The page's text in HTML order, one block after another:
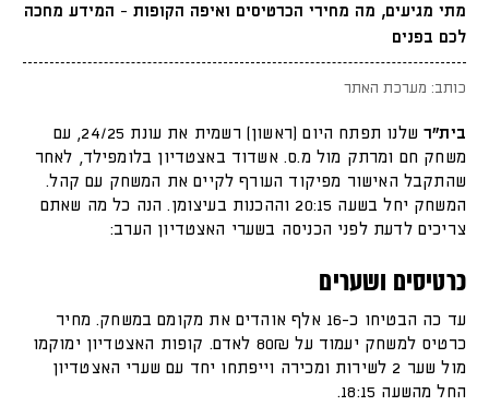
מתי מגיעים, מה מחירי הכרטיסים ואיפה הקופות - המידע מחכה
לכם בפנים
כותב: מערכת האתר
בית"ר
שלנו תפתח היום (ראשון) רשמית את עונת 24/25, עם
משחק חם ומרתק מול מ.ס. אשדוד באצטדיון בלומפילד, לאחר
שהתקבל האישור מפיקוד העורף לקיים את המשחק עם קהל.
המשחק יחל בשעה 20:15 וההכנות בעיצומן. הנה כל מה שאתם
צריכים לדעת לפני הכניסה בשערי האצטדיון הערב:
כרטיסים ושערים
עד כה הבטיחו כ-16 אלף אוהדים את מקומם במשחק. מחיר
כרטיס למשחק יעמוד על 80₪ לאדם. קופות האצטדיון ימוקמו
מול שער 2 לשירות ומכירה וייפתחו יחד עם שערי האצטדיון
החל מהשעה 18:15.